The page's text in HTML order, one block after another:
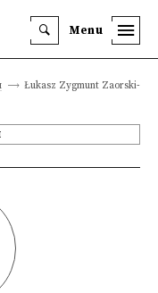
Menu
Łukasz Zygmunt Zaorski-